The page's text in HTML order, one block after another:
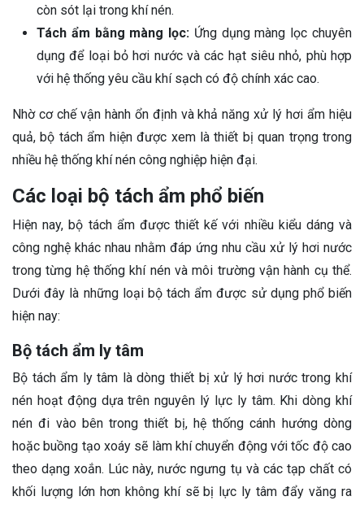
còn sót lại trong khí nén.
Tách ẩm bằng màng lọc: Ứng dụng màng lọc chuyên
dụng để loại bỏ hơi nước và các hạt siêu nhỏ, phù hợp
với hệ thống yêu cầu khí sạch có độ chính xác cao.
Nhờ cơ chế vận hành ổn định và khả năng xử lý hơi ẩm hiệu
quả, bộ tách ẩm hiện được xem là thiết bị quan trọng trong
nhiều hệ thống khí nén công nghiệp hiện đại.
Các loại bộ tách ẩm phổ biến
Hiện nay, bộ tách ẩm được thiết kế với nhiều kiểu dáng và
công nghệ khác nhau nhằm đáp ứng nhu cầu xử lý hơi nước
trong từng hệ thống khí nén và môi trường vận hành cụ thể.
Dưới đây là những loại bộ tách ẩm được sử dụng phổ biến
hiện nay:
Bộ tách ẩm ly tâm
Bộ tách ẩm ly tâm là dòng thiết bị xử lý hơi nước trong khí
nén hoạt động dựa trên nguyên lý lực ly tâm. Khi dòng khí
nén đi vào bên trong thiết bị, hệ thống cánh hướng dòng
hoặc buồng tạo xoáy sẽ làm khí chuyển động với tốc độ cao
theo dạng xoắn. Lúc này, nước ngưng tụ và các tạp chất có
khối lượng lớn hơn không khí sẽ bị lực ly tâm đẩy văng ra